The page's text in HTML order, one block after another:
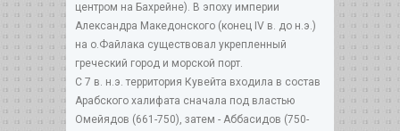
центром на Бахрейне). В эпоху империи
Александра Македонского (конец IV в. до н.э.)
на о.Файлака существовал укрепленный
греческий город и морской порт.
С 7 в. н.э. территория Кувейта входила в состав
Арабского халифата сначала под властью
Омейядов (661-750), затем - Аббасидов (750-